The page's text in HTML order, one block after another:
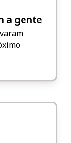
a gente